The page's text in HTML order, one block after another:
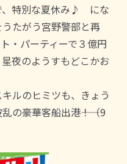
、特別な夏休み♪ にな
たがう宮野警部と再
・パーティーで３億円
夜のようすもどこかお
ルのヒミツも、きょう
豪華客船出港――！（9